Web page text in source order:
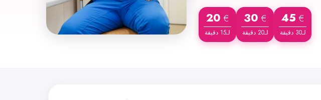
20 €
لـ15 دقيقة
30 €
لـ20 دقيقة
45 €
لـ30 دقيقة